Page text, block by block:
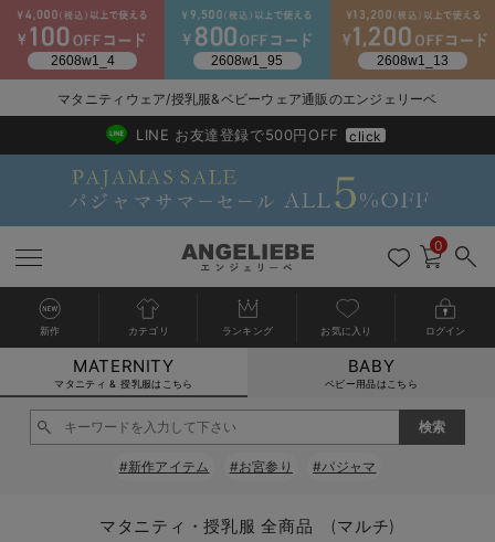
マタニティウェア全て
マタニティ ワンピース
マタニティ 下着・インナー全て
授乳ブラ・マタニティブラ（マタニティインナー・産後用品）
授乳服全て
マタニティ フォーマル全て
マタニティ スーツ
授乳用品全て
妊婦用 抱き枕・授乳クッション
マタニティレッグウェア全て
マタニティストッキング・タイツ
マタニティ ボディケア全て
アウトレット全て
【アウトレット】ワンピース
特集全て
再入荷全て
再入荷｜インナー
戻る
送料無料アイテム全て
ワンピース
戻る
ブラキャミ おまとめ
戻る
【37周年祭セール】
【37周年祭セール】
戻る
気温差別オススメア
【15℃】3月下旬～
戻る
動きやすく着回しで
戻る
強撚スムース(コスパ
戻る
マタニティウェア
【おまとめ割】パジ
戻る
こだわりの履き心地
カジュアル
戻る
ジャケット派
戻る
出産準備応援割全て
マタニティパジャマ
戻る
【オフィスカジュア
戻る
レギンスタイプ
戻る
【フォーマル】ワン
戻る
【ベビー】長袖
戻る
ハンカチ
戻る
快適ウェア10%OFF
戻る
春のマタニティワン
セットアップ・ レイ
戻る
Gift Selection 出産
〜3,000円（税込）
戻る
冬の冷え対策インナ
薄くてあったか
戻る
入院準備の持ち物チ
入院してすぐ使うグ
戻る
冬のあったか特集全て
【冬のあったか特集
マタニティウェア/授乳服&ベビーウェア通販のエンジェリーベ
2026/NewArrival
送料495円(一部地域を除く) 7,700円以上で送料無料
LINE お友達登録で500円OFF click
0
新作 カテゴリ ランキング お気に入り ログイン
MATERNITY
マタニティ & 授乳服はこちら
BABY
ベビー用品はこちら
#新作アイテム #お宮参り #パジャマ
マタニティ・授乳服 全商品 (マルチ)
カートに入れる
閉じる